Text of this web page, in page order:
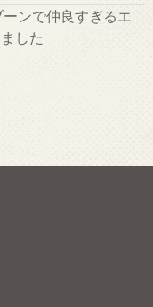
ンで仲良すぎるエ
した